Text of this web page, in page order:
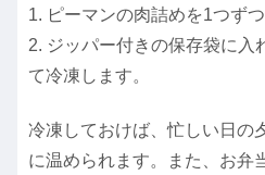
1. ピーマンの肉詰めを1つず
2. ジッパー付きの保存袋に入
て冷凍します。
冷凍しておけば、忙しい日の
に温められます。また、お弁